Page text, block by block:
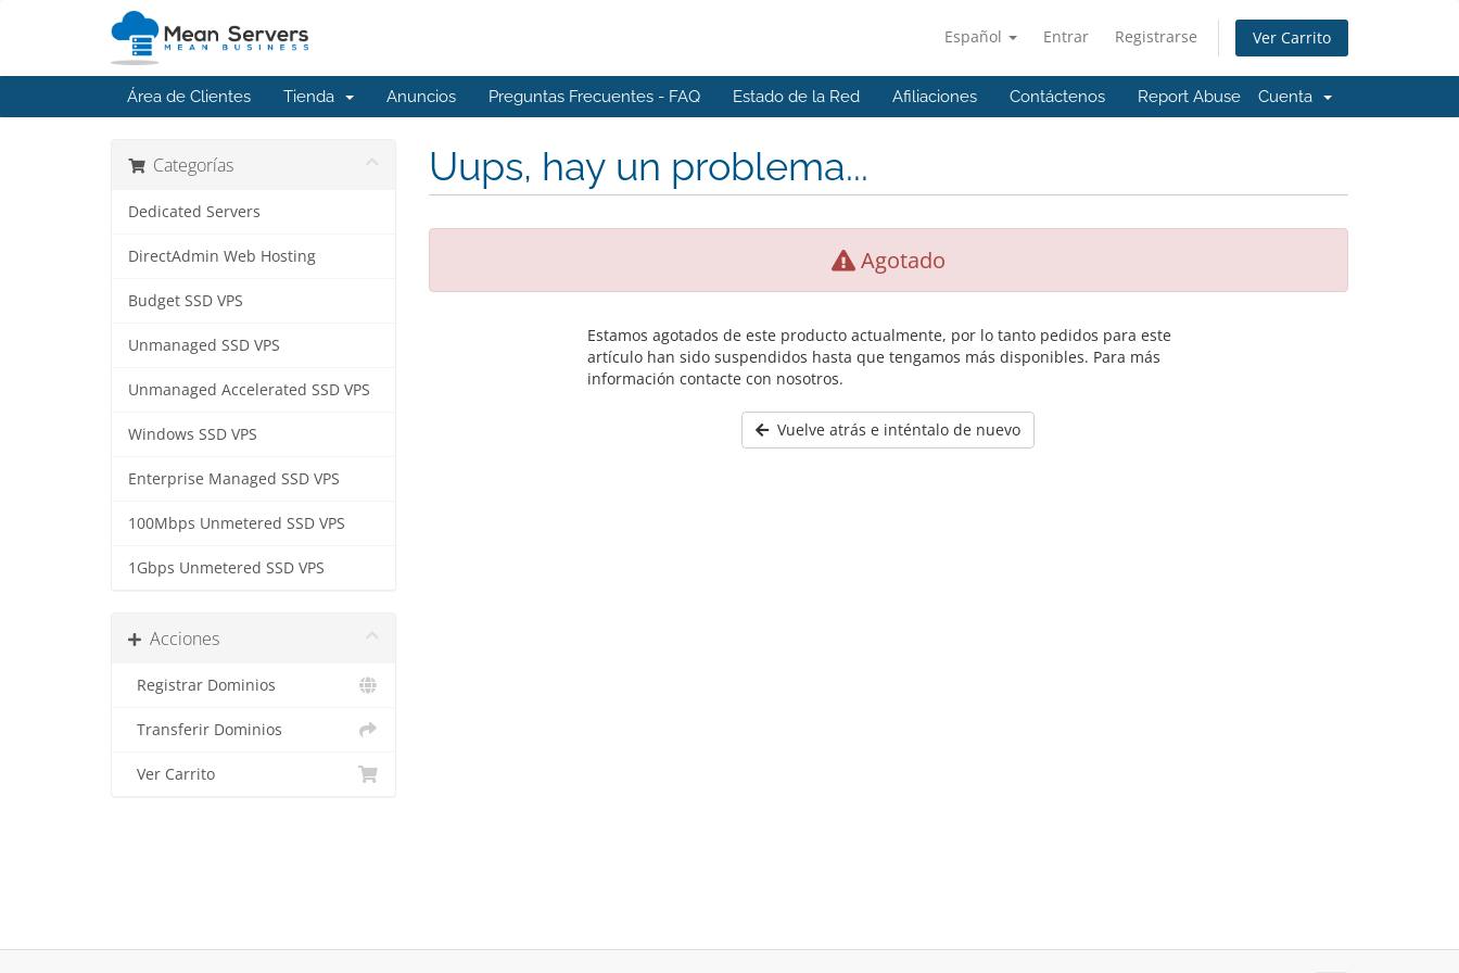
Español Entrar Registrarse Ver Carrito
Área de Clientes Tienda Anuncios Preguntas Frecuentes - FAQ Estado de la Red Afiliaciones Contáctenos Report Abuse Cuenta
Categorías
Dedicated Servers
DirectAdmin Web Hosting
Budget SSD VPS
Unmanaged SSD VPS
Unmanaged Accelerated SSD VPS
Windows SSD VPS
Enterprise Managed SSD VPS
100Mbps Unmetered SSD VPS
1Gbps Unmetered SSD VPS
Acciones
Registrar Dominios
Transferir Dominios
Ver Carrito
Uups, hay un problema...
Agotado
Estamos agotados de este producto actualmente, por lo tanto pedidos para este
artículo han sido suspendidos hasta que tengamos más disponibles. Para más
información contacte con nosotros.
Vuelve atrás e inténtalo de nuevo